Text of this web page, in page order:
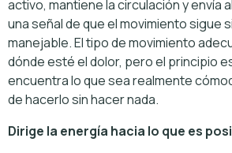
activo, mantiene la circulación y envía
una señal de que el movimiento sigue
manejable. El tipo de movimiento
dónde esté el dolor, pero el principio
encuentra lo que sea realmente
de hacerlo sin hacer nada.
Dirige la energía hacia lo que es